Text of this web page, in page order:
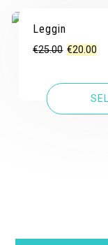
Leggin
€25.00 El
original
€20.00
es: